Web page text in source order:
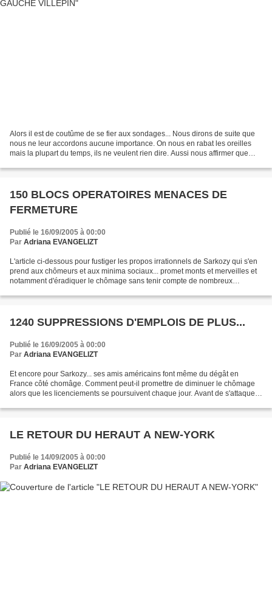
Alors il est de coutûme de se fier aux sondages... Nous dirons de suite que
nous ne leur accordons aucune importance. On nous en rabat les oreilles
mais la plupart du temps, ils ne veulent rien dire. Aussi nous affirmer que
150 BLOCS OPERATOIRES MENACES DE
FERMETURE
Publié le 16/09/2005 à 00:00
Par Adriana EVANGELIZT
L'article ci-dessous pour fustiger les propos irrationnels de Sarkozy qui s'en
prend aux chômeurs et aux minima sociaux... promet monts et merveilles et
notamment d'éradiquer le chômage sans tenir compte de nombreux
1240 SUPPRESSIONS D'EMPLOIS DE PLUS...
Publié le 16/09/2005 à 00:00
Par Adriana EVANGELIZT
Et encore pour Sarkozy... ses amis américains font même du dégât en
France côté chomâge. Comment peut-il promettre de diminuer le chômage
alors que les licenciements se poursuivent chaque jour. Avant de s'attaquer
LE RETOUR DU HERAUT A NEW-YORK
Publié le 14/09/2005 à 00:00
Par Adriana EVANGELIZT